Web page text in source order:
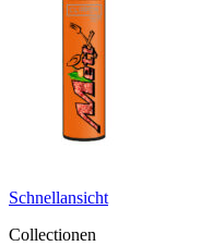
Schnellansicht
Collectionen